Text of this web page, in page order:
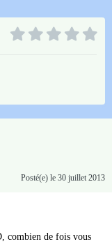
Posté(e) le 30 juillet 2013
combien de fois vous